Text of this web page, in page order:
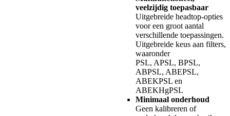
veelzijdig toepasbaar
Uitgebreide headtop-opties
voor een groot aantal
verschillende toepassingen.
Uitgebreide keus aan filters,
waaronder
PSL, APSL, BPSL,
ABPSL, ABEPSL,
ABEKPSL en
ABEKHgPSL
Minimaal onderhoud
Geen kalibreren of